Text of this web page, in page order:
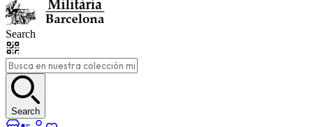
Search
Search